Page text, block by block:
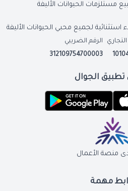
مهمة
مستلزمات الحيوانات الأليفة
لجميع محبي الحيوانات الأليفة
الرقم الضريبي
312109754700003
تطبيق الجوال
منصة الأعمال